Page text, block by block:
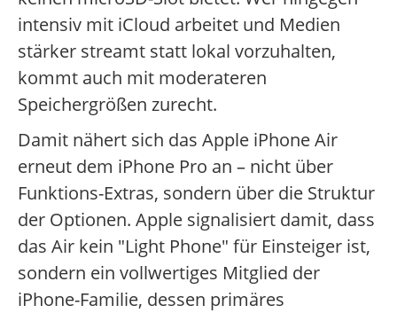
intensiv mit iCloud arbeitet und Medien
stärker streamt statt lokal vorzuhalten,
kommt auch mit moderateren
Speichergrößen zurecht.
Damit nähert sich das Apple iPhone Air
erneut dem iPhone Pro an – nicht über
Funktions-Extras, sondern über die Struktur
der Optionen. Apple signalisiert damit, dass
das Air kein "Light Phone" für Einsteiger ist,
sondern ein vollwertiges Mitglied der
iPhone-Familie, dessen primäres